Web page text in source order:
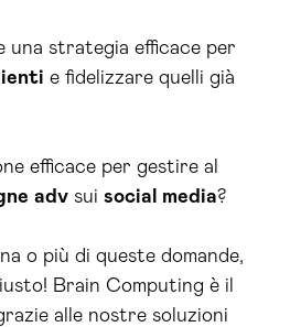
una strategia efficace per
e fidelizzare quelli già
efficace per gestire al
adv sui social media?
o più di queste domande,
Brain Computing è il
alle nostre soluzioni